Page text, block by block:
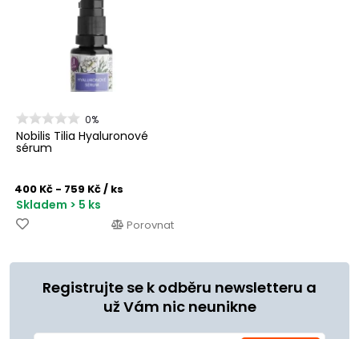
0%
Nobilis Tilia Hyaluronové
sérum
400 Kč - 759 Kč/ ks
Skladem > 5 ks
Porovnat
Registrujte se k odběru newsletteru a
už Vám nic neunikne